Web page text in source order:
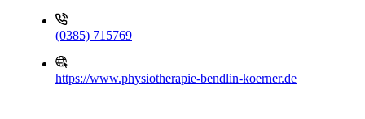
(0385) 715769
https://www.physiotherapie-bendlin-koerner.de